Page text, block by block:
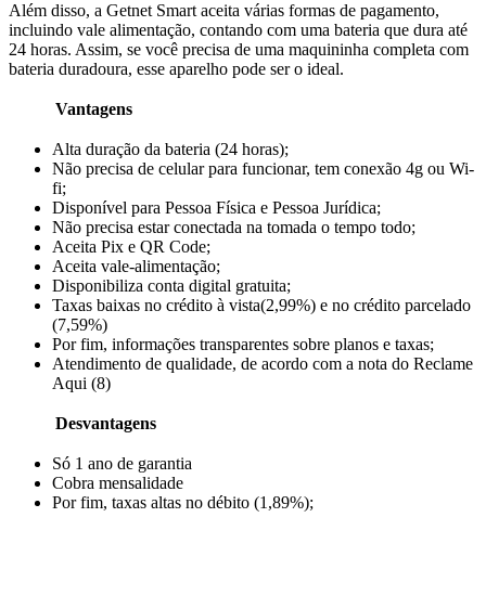
Além disso, a Getnet Smart aceita várias formas de pagamento,
incluindo vale alimentação, contando com uma bateria que dura até
24 horas. Assim, se você precisa de uma maquininha completa com
bateria duradoura, esse aparelho pode ser o ideal.
Vantagens
Alta duração da bateria (24 horas);
Não precisa de celular para funcionar, tem conexão 4g ou Wi-
fi;
Disponível para Pessoa Física e Pessoa Jurídica;
Não precisa estar conectada na tomada o tempo todo;
Aceita Pix e QR Code;
Aceita vale-alimentação;
Disponibiliza conta digital gratuita;
Taxas baixas no crédito à vista(2,99%) e no crédito parcelado
(7,59%)
Por fim, informações transparentes sobre planos e taxas;
Atendimento de qualidade, de acordo com a nota do Reclame
Aqui (8)
Desvantagens
Só 1 ano de garantia
Cobra mensalidade
Por fim, taxas altas no débito (1,89%);